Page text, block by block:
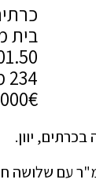
בית
140,000€
יוון.